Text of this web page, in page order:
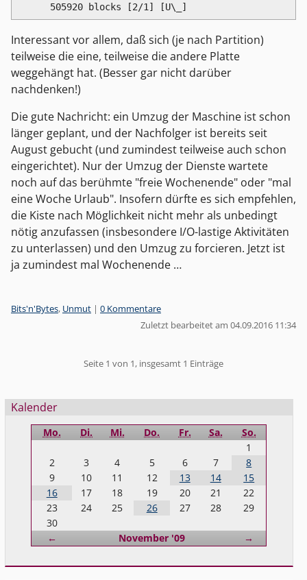
505920 blocks [2/1] [U\_]
Interessant vor allem, daß sich (je nach Partition)
teilweise die eine, teilweise die andere Platte
weggehängt hat. (Besser gar nicht darüber
nachdenken!)
Die gute Nachricht: ein Umzug der Maschine ist schon
länger geplant, und der Nachfolger ist bereits seit
August gebucht (und zumindest teilweise auch schon
eingerichtet). Nur der Umzug der Dienste wartete
noch auf das berühmte "freie Wochenende" oder "mal
eine Woche Urlaub". Insofern dürfte es sich empfehlen,
die Kiste nach Möglichkeit nicht mehr als unbedingt
nötig anzufassen (insbesondere I/O-lastige Aktivitäten
zu unterlassen) und den Umzug zu forcieren. Jetzt ist
ja zumindest mal Wochenende …
Kategorien:
Bits'n'Bytes, Unmut | 0 Kommentare
Zuletzt bearbeitet am 04.09.2016 11:34
Seite 1 von 1, insgesamt 1 Einträge
Seitenleiste
Kalender
Mo. Di. Mi. Do. Fr. Sa. So.
← November '09 Vorwärts
→
1
2
3 4 5 6 7
8
9
10 11 12 13 14
15
16
17 18 19 20 21
22
23
24 25 26 27 28
29
30